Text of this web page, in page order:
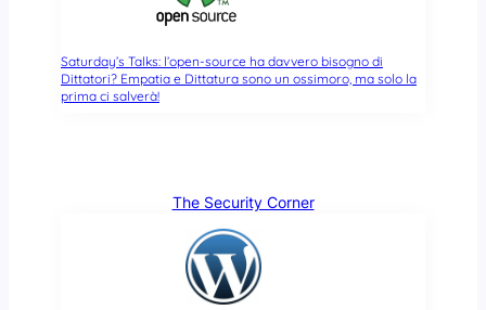
Saturday’s Talks: l’open-source ha davvero bisogno di
Dittatori? Empatia e Dittatura sono un ossimoro, ma solo la
prima ci salverà!
The Security Corner